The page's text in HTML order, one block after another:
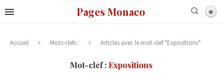
Pages Monaco
Accueil Mots-clefs : Articles avec le mot-clef "Expositions"
Mot-clef : Expositions